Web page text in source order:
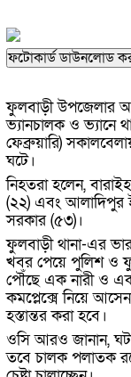
ফটোকার্ড ডাউনলোড
ফুলবাড়ী উপজেলার
ভ্যানচালক ও ভ্যানে
ফেব্রুয়ারি)
ঘটে।
নিহতরা হলেন,
(২২) এবং আলাদিপুর
সরকার (৫৩)।
ফুলবাড়ী থানা-এর
খবর পেয়ে পুলিশ ও
পৌঁছে এক নারী ও এক
কমপ্লেক্সে নিয়ে
হস্তান্তর করা হবে।
ওসি আরও জানান,
তবে চালক পলাতক